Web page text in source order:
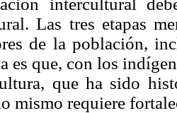
intercultural
Las tres etapas
de la población,
es que, con los
que ha sido
mismo requiere